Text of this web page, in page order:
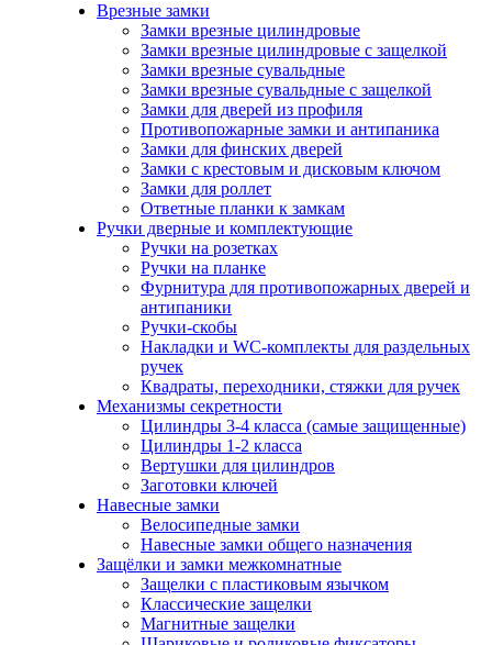
Врезные замки
Замки врезные цилиндровые
Замки врезные цилиндровые с защелкой
Замки врезные сувальдные
Замки врезные сувальдные с защелкой
Замки для дверей из профиля
Противопожарные замки и антипаника
Замки для финских дверей
Замки с крестовым и дисковым ключом
Замки для роллет
Ответные планки к замкам
Ручки дверные и комплектующие
Ручки на розетках
Ручки на планке
Фурнитура для противопожарных дверей и
антипаники
Ручки-скобы
Накладки и WC-комплекты для раздельных
ручек
Квадраты, переходники, стяжки для ручек
Механизмы секретности
Цилиндры 3-4 класса (самые защищенные)
Цилиндры 1-2 класса
Вертушки для цилиндров
Заготовки ключей
Навесные замки
Велосипедные замки
Навесные замки общего назначения
Защёлки и замки межкомнатные
Защелки с пластиковым язычком
Классические защелки
Магнитные защелки